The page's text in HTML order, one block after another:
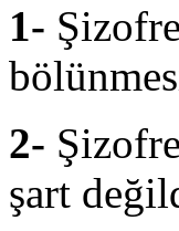
1-
2-
şart